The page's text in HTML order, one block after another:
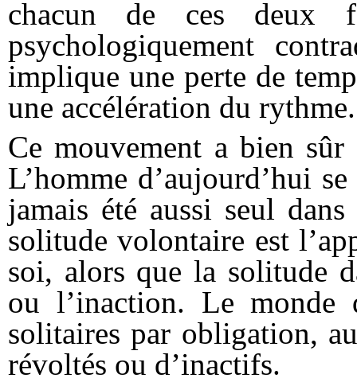
chacun de ces deux
psychologiquement
implique une perte de
une accélération du rythme.
Ce mouvement a bien sûr
L’homme d’aujourd’hui
jamais été aussi seul
solitude volontaire est
soi, alors que la solitude
ou l’inaction. Le monde
solitaires par obligation,
révoltés ou d’inactifs.